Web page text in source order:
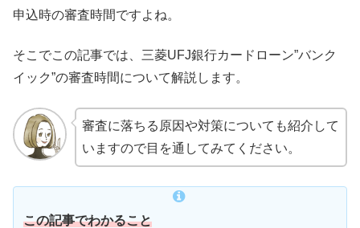
申込時の審査時間ですよね。
そこでこの記事では、三菱UFJ銀行カードローン”バンク
イック”の審査時間について解説します。
審査に落ちる原因や対策についても紹介して
いますので目を通してみてください。
この記事でわかること